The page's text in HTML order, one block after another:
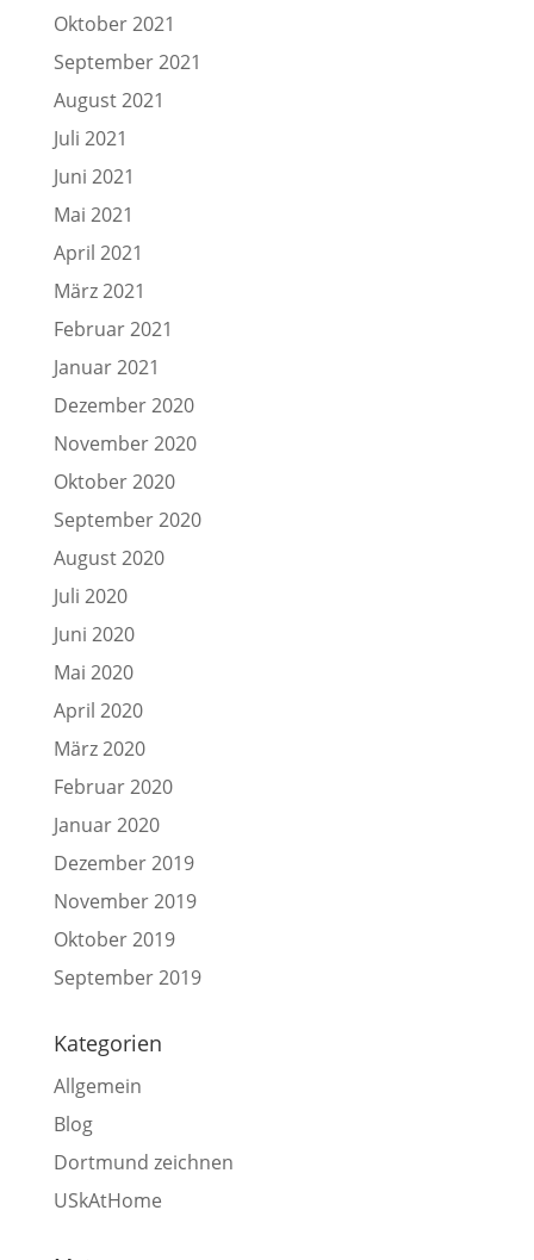
Oktober 2021
September 2021
August 2021
Juli 2021
Juni 2021
Mai 2021
April 2021
März 2021
Februar 2021
Januar 2021
Dezember 2020
November 2020
Oktober 2020
September 2020
August 2020
Juli 2020
Juni 2020
Mai 2020
April 2020
März 2020
Februar 2020
Januar 2020
Dezember 2019
November 2019
Oktober 2019
September 2019
Kategorien
Allgemein
Blog
Dortmund zeichnen
USkAtHome